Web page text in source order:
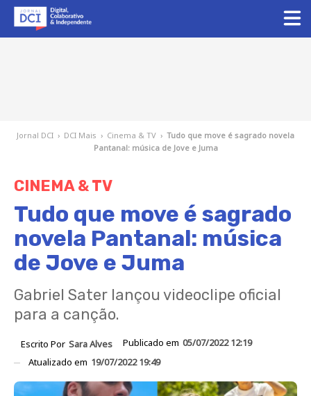
Jornal DCI › DCI Mais › Cinema & TV › Tudo que move é sagrado novela
Pantanal: música de Jove e Juma
CINEMA & TV
Tudo que move é sagrado
novela Pantanal: música
de Jove e Juma
Gabriel Sater lançou videoclipe oficial
para a canção.
Escrito Por Sara Alves Publicado em 05/07/2022 12:19
Atualizado em 19/07/2022 19:49